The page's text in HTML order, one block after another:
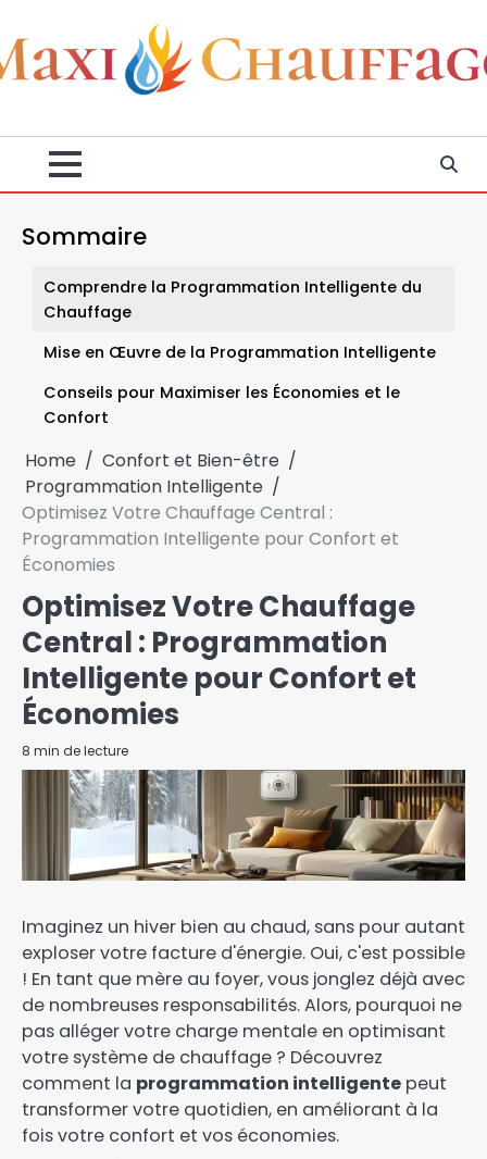
to
content
Home
Confort et Bien-être
Programmation Intelligente
Optimisez Votre Chauffage Central :
Programmation Intelligente pour Confort et
Économies
Optimisez Votre Chauffage
Central : Programmation
Intelligente pour Confort et
Économies
8 min de lecture
Imaginez un hiver bien au chaud, sans pour autant
exploser votre facture d'énergie. Oui, c'est possible
! En tant que mère au foyer, vous jonglez déjà avec
de nombreuses responsabilités. Alors, pourquoi ne
pas alléger votre charge mentale en optimisant
votre système de chauffage ? Découvrez
comment la programmation intelligente peut
transformer votre quotidien, en améliorant à la
fois votre confort et vos économies.
Sommaire
Comprendre la Programmation Intelligente du
Chauffage
Mise en Œuvre de la Programmation Intelligente
Conseils pour Maximiser les Économies et le
Confort